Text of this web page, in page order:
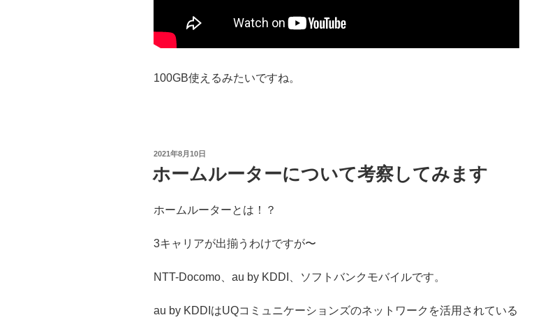
100GB使えるみたいですね。
投
日:
2021年8月10日
ホームルーターについて考察してみます
ホームルーターとは！？
3キャリアが出揃うわけですが〜
NTT-Docomo、au by KDDI、ソフトバンクモバイルです。
au by KDDIはUQコミュニケーションズのネットワークを活用されている